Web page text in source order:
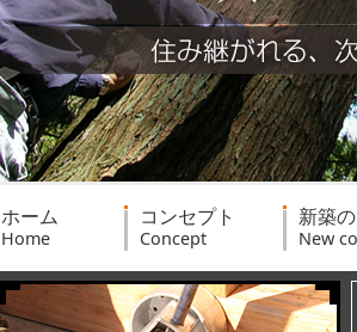
ホーム
Home
コンセプト
Concept
新築
New